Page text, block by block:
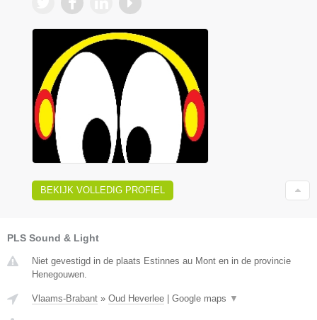
BEKIJK VOLLEDIG PROFIEL
PLS Sound & Light
Niet gevestigd in de plaats Estinnes au Mont en in de provincie
Henegouwen.
Vlaams-Brabant » Oud Heverlee Google maps ▼